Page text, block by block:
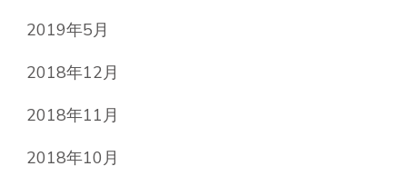
2019年5月
2018年12月
2018年11月
2018年10月